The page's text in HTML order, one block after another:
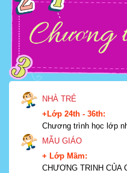
NHÀ TRẺ
+Lớp 24th - 36th:
Chương trình học lớp
MẪU GIÁO
+ Lớp Mầm:
CHƯƠNG TRINH CỦA